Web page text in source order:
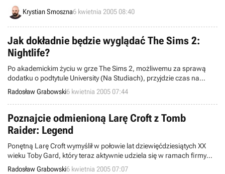
na czele, poważnie zastanawiają się nad zmianą platformy, na które
powstawać będą ich nowe gry.
Krystian Smoszna6 kwietnia 2005 08:40
Jak dokładnie będzie wyglądać The Sims 2:
Nightlife?
Po akademickim życiu w grze The Sims 2, możliwemu za sprawą
dodatku o podtytule University (Na Studiach), przyjdzie czas na
imprezowanie po zmierzchu w produkcie pt. The Sims 2: Nightlife.
Wstępnie poruszyliśmy temat nowego rozszerzenia dnia 28 lutego
2005, a teraz prezentujemy Szanownym Czytelnikom świeżą porcję
materiałów tekstowo-graficznych.
Radosław Grabowski6 kwietnia 2005 07:44
Poznajcie odmienioną Larę Croft z Tomb
Raider: Legend
Ponętną Larę Croft wymyślił w połowie lat dziewięćdziesiątych XX
wieku Toby Gard, który teraz aktywnie udziela się w ramach firmy
Crystal Dynamics przy tworzeniu kolejnej części słynnej serii Tomb
Radosław Grabowski6 kwietnia 2005 07:07